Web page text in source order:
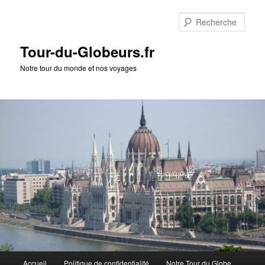
Tour-du-Globeurs.fr
Notre tour du monde et nos voyages
Accueil Politique de confidentialité Notre Tour du Globe